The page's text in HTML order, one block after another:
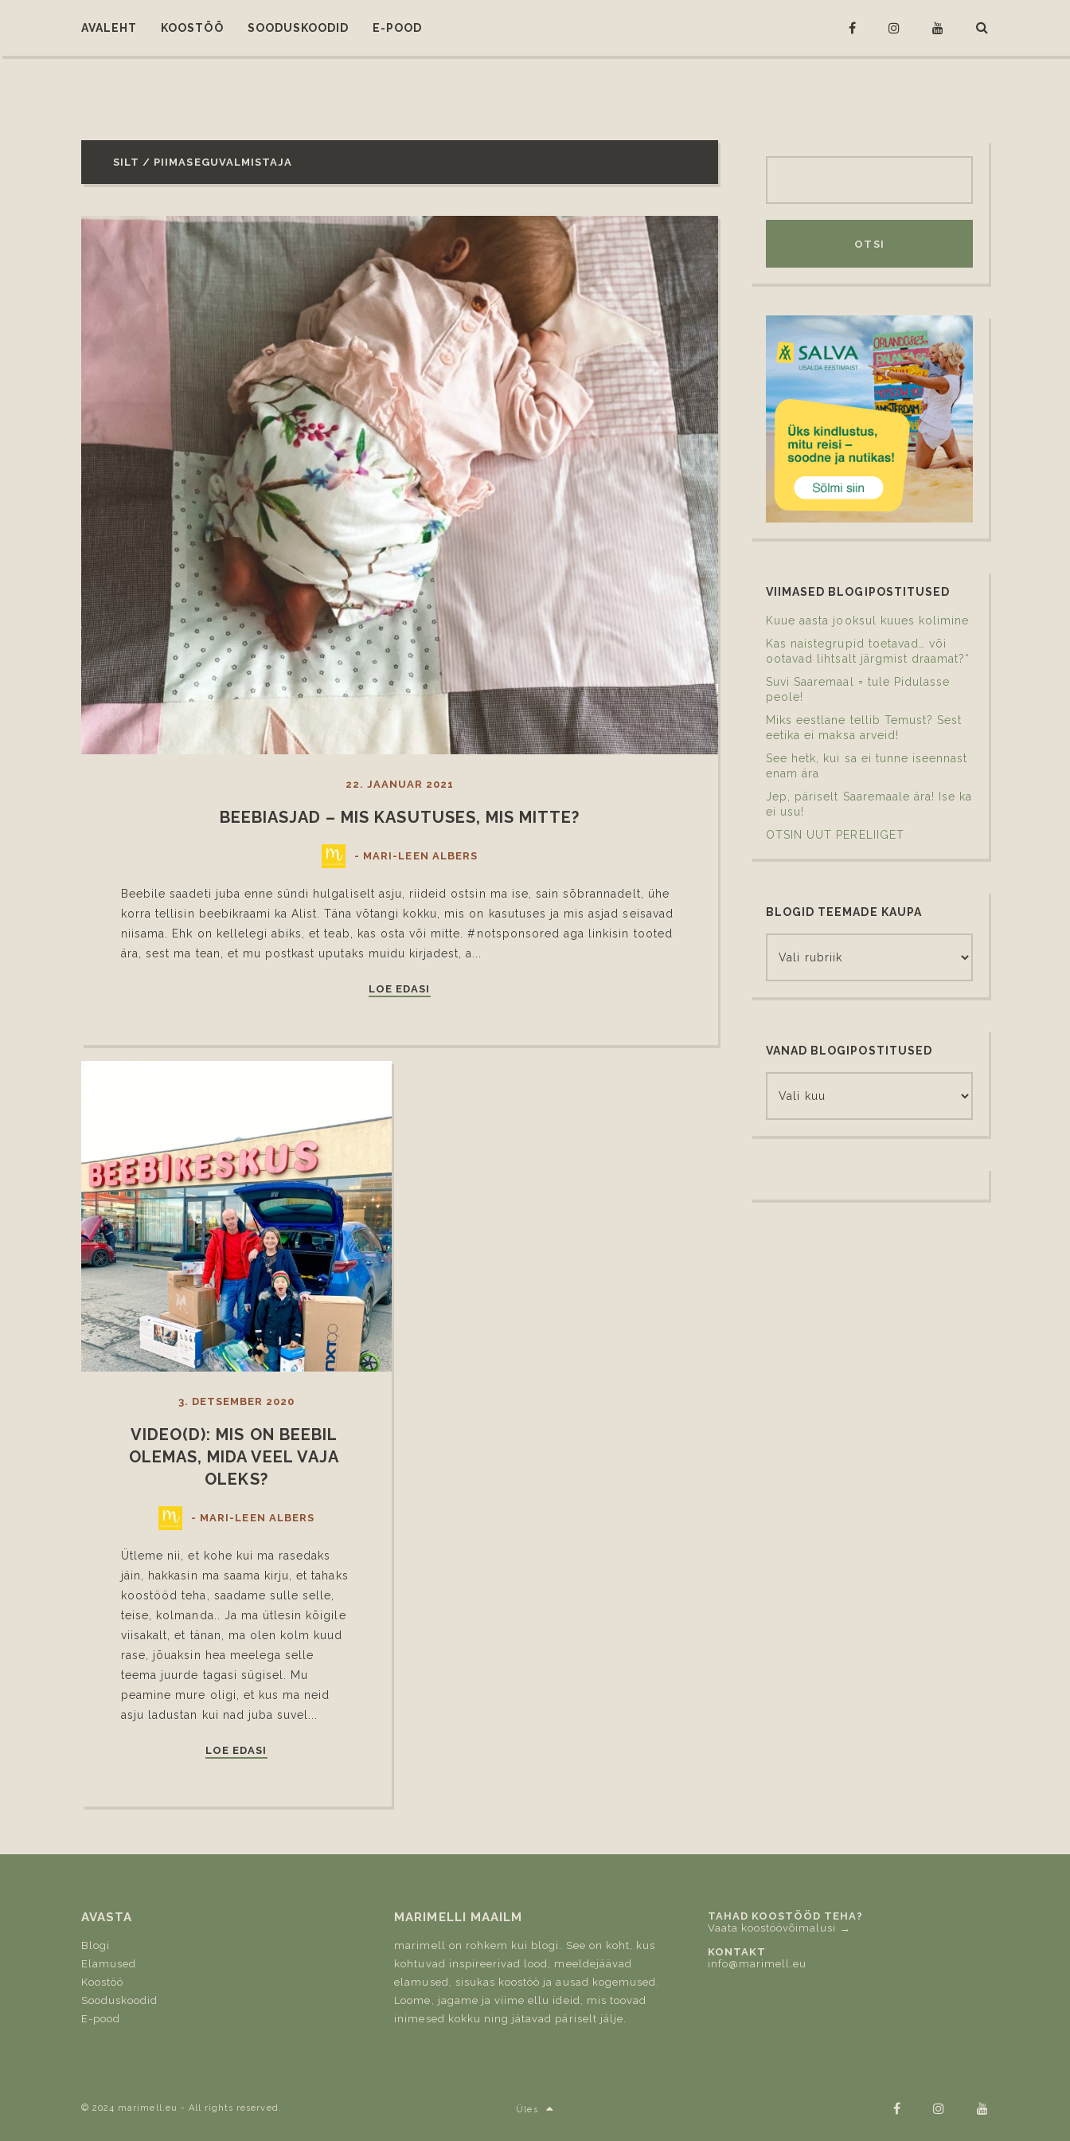
AVALEHT KOOSTÖÖ SOODUSKOODID E-POOD
SILT / PIIMASEGUVALMISTAJA
22. JAANUAR 2021
BEEBIASJAD – MIS KASUTUSES, MIS MITTE?
- MARI-LEEN ALBERS
Beebile saadeti juba enne sündi hulgaliselt asju, riideid ostsin ma ise, sain sõbrannadelt, ühe
korra tellisin beebikraami ka Alist. Täna võtangi kokku, mis on kasutuses ja mis asjad seisavad
niisama. Ehk on kellelegi abiks, et teab, kas osta või mitte. #notsponsored aga linkisin tooted
ära, sest ma tean, et mu postkast uputaks muidu kirjadest, a...
LOE EDASI
3. DETSEMBER 2020
VIDEO(D): MIS ON BEEBIL
OLEMAS, MIDA VEEL VAJA
OLEKS?
- MARI-LEEN ALBERS
Ütleme nii, et kohe kui ma rasedaks
jäin, hakkasin ma saama kirju, et tahaks
koostööd teha, saadame sulle selle,
teise, kolmanda.. Ja ma ütlesin kõigile
viisakalt, et tänan, ma olen kolm kuud
rase, jõuaksin hea meelega selle
teema juurde tagasi sügisel. Mu
peamine mure oligi, et kus ma neid
asju ladustan kui nad juba suvel...
LOE EDASI
VIIMASED BLOGIPOSTITUSED
Kuue aasta jooksul kuues kolimine
Kas naistegrupid toetavad… või
ootavad lihtsalt järgmist draamat?*
Suvi Saaremaal = tule Pidulasse
peole!
Miks eestlane tellib Temust? Sest
eetika ei maksa arveid!
See hetk, kui sa ei tunne iseennast
enam ära
Jep, päriselt Saaremaale ära! Ise ka
ei usu!
OTSIN UUT PERELIIGET
BLOGID TEEMADE KAUPA
VANAD BLOGIPOSTITUSED
AVASTA
Blogi
Elamused
Koostöö
Sooduskoodid
E-pood
MARIMELLI MAAILM
marimell on rohkem kui blogi. See on koht, kus
kohtuvad inspireerivad lood, meeldejäävad
elamused, sisukas koostöö ja ausad kogemused.
Loome, jagame ja viime ellu ideid, mis toovad
inimesed kokku ning jätavad päriselt jälje.
TAHAD KOOSTÖÖD TEHA?
Vaata koostöövõimalusi →
KONTAKT
info@marimell.eu
© 2024 marimell.eu - All rights reserved. Üles